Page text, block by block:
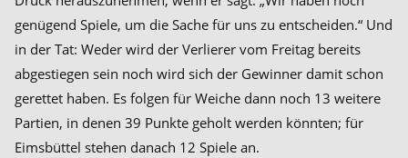
genügend Spiele, um die Sache für uns zu entscheiden.“ Und
in der Tat: Weder wird der Verlierer vom Freitag bereits
abgestiegen sein noch wird sich der Gewinner damit schon
gerettet haben. Es folgen für Weiche dann noch 13 weitere
Partien, in denen 39 Punkte geholt werden könnten; für
Eimsbüttel stehen danach 12 Spiele an.